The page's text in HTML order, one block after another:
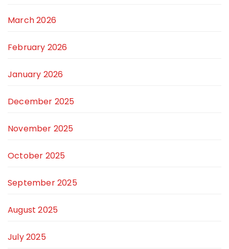
March 2026
February 2026
January 2026
December 2025
November 2025
October 2025
September 2025
August 2025
July 2025